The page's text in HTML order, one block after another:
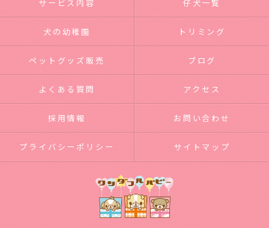
サービス内容 仔犬一覧
犬の幼稚園 トリミング
ペットグッズ販売 ブログ
よくある質問 アクセス
採用情報 お問い合わせ
プライバシーポリシー サイトマップ